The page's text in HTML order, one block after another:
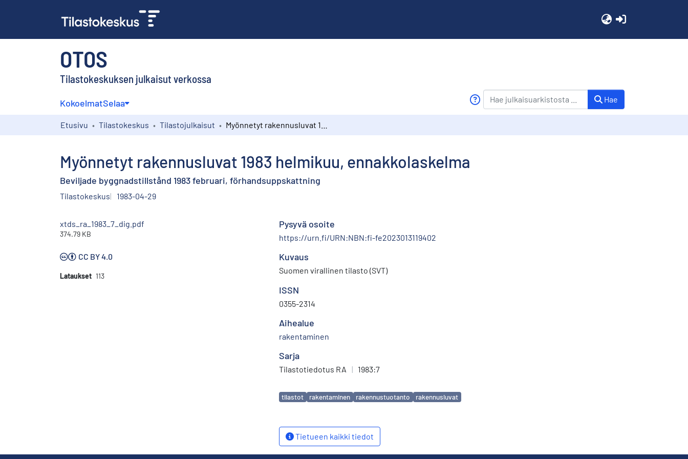
OTOS
Tilastokeskuksen julkaisut verkossa
KokoelmatSelaa Hae
Etusivu Tilastokeskus Tilastojulkaisut
Myönnetyt rakennusluvat 1983 helmikuu, ennakkolaskelma
Beviljade byggnadstillstånd 1983 februari, förhandsuppskattning
Tilastokeskus 1983-04-29
xtds_ra_1983_7_dig.pdf
374.79 KB
CC BY 4.0
Lataukset 113
Pysyvä osoite
https://urn.fi/URN:NBN:fi-fe2023013119402
Kuvaus
Suomen virallinen tilasto (SVT)
ISSN
0355-2314
Aihealue
rakentaminen
Sarja
Tilastotiedotus RA | 1983:7
Avainsanat
tilastot rakentaminen rakennustuotanto rakennusluvat
Tietueen kaikki tiedot